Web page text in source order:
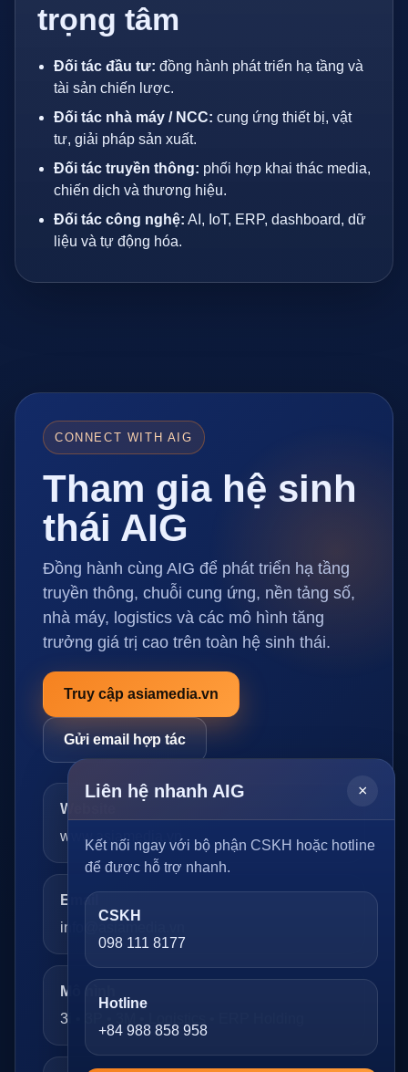
trọng tâm
Đối tác đầu tư: đồng hành phát triển hạ tầng và
tài sản chiến lược.
Đối tác nhà máy / NCC: cung ứng thiết bị, vật
tư, giải pháp sản xuất.
Đối tác truyền thông: phối hợp khai thác media,
chiến dịch và thương hiệu.
Đối tác công nghệ: AI, IoT, ERP, dashboard, dữ
liệu và tự động hóa.
CONNECT WITH AIG
Tham gia hệ sinh
thái AIG
Đồng hành cùng AIG để phát triển hạ tầng
truyền thông, chuỗi cung ứng, nền tảng số,
nhà máy, logistics và các mô hình tăng
trưởng giá trị cao trên toàn hệ sinh thái.
Truy cập asiamedia.vn
Gửi email hợp tác
Website
www.asiamedia.vn
Email
info@asiamedia.vn
Mô hình
3i • 3P • 3M • Logistics • ERP Holding
Liên hệ nhanh AIG ×
Kết nối ngay với bộ phận CSKH hoặc hotline
để được hỗ trợ nhanh.
CSKH
098 111 8177
Hotline
+84 988 858 958